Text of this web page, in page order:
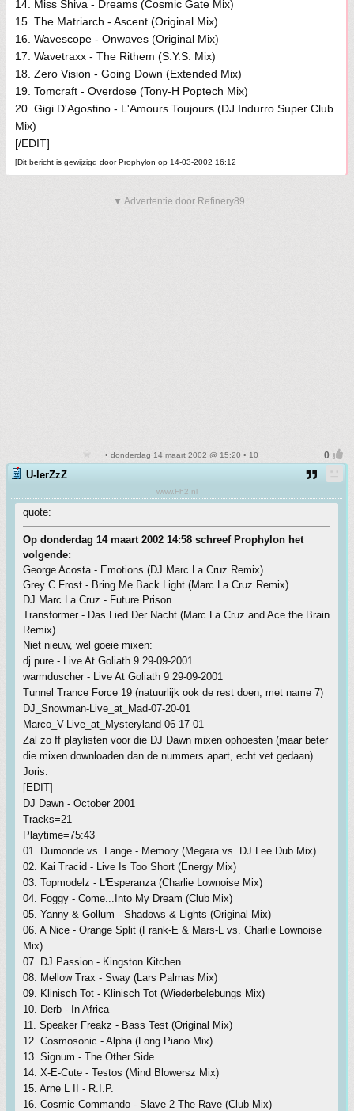
14. Miss Shiva - Dreams (Cosmic Gate Mix)
15. The Matriarch - Ascent (Original Mix)
16. Wavescope - Onwaves (Original Mix)
17. Wavetraxx - The Rithem (S.Y.S. Mix)
18. Zero Vision - Going Down (Extended Mix)
19. Tomcraft - Overdose (Tony-H Poptech Mix)
20. Gigi D'Agostino - L'Amours Toujours (DJ Indurro Super Club
Mix)
[/EDIT]
[Dit bericht is gewijzigd door Prophylon op 14-03-2002 16:12
▼ Advertentie door Refinery89
• donderdag 14 maart 2002 @ 15:20 • 10
U-lerZzZ
www.Fh2.nl
quote:
Op donderdag 14 maart 2002 14:58 schreef Prophylon het
volgende:
George Acosta - Emotions (DJ Marc La Cruz Remix)
Grey C Frost - Bring Me Back Light (Marc La Cruz Remix)
DJ Marc La Cruz - Future Prison
Transformer - Das Lied Der Nacht (Marc La Cruz and Ace the Brain
Remix)
Niet nieuw, wel goeie mixen:
dj pure - Live At Goliath 9 29-09-2001
warmduscher - Live At Goliath 9 29-09-2001
Tunnel Trance Force 19 (natuurlijk ook de rest doen, met name 7)
DJ_Snowman-Live_at_Mad-07-20-01
Marco_V-Live_at_Mysteryland-06-17-01
Zal zo ff playlisten voor die DJ Dawn mixen ophoesten (maar beter
die mixen downloaden dan de nummers apart, echt vet gedaan).
Joris.
[EDIT]
DJ Dawn - October 2001
Tracks=21
Playtime=75:43
01. Dumonde vs. Lange - Memory (Megara vs. DJ Lee Dub Mix)
02. Kai Tracid - Live Is Too Short (Energy Mix)
03. Topmodelz - L'Esperanza (Charlie Lownoise Mix)
04. Foggy - Come...Into My Dream (Club Mix)
05. Yanny & Gollum - Shadows & Lights (Original Mix)
06. A Nice - Orange Split (Frank-E & Mars-L vs. Charlie Lownoise
Mix)
07. DJ Passion - Kingston Kitchen
08. Mellow Trax - Sway (Lars Palmas Mix)
09. Klinisch Tot - Klinisch Tot (Wiederbelebungs Mix)
10. Derb - In Africa
11. Speaker Freakz - Bass Test (Original Mix)
12. Cosmosonic - Alpha (Long Piano Mix)
13. Signum - The Other Side
14. X-E-Cute - Testos (Mind Blowersz Mix)
15. Arne L II - R.I.P.
16. Cosmic Commando - Slave 2 The Rave (Club Mix)